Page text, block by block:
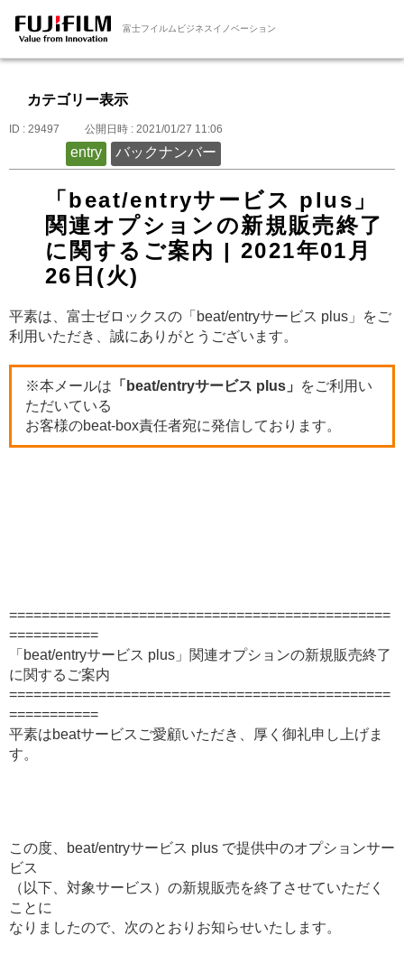
富士フイルムビジネスイノベーション
カテゴリー表示
ID : 29497 公開日時 : 2021/01/27 11:06
entry バックナンバー
「beat/entryサービス plus」
関連オプションの新規販売終了
に関するご案内 | 2021年01月
26日(火)
平素は、富士ゼロックスの「beat/entryサービス plus」をご
利用いただき、誠にありがとうございます。
※本メールは 「beat/entryサービス plus」
をご利用い
ただいている
お客様のbeat-box責任者宛に発信しております。
===============================================
===========
「beat/entryサービス plus」関連オプションの新規販売終了
に関するご案内
===============================================
===========
平素はbeatサービスご愛顧いただき、厚く御礼申し上げま
す。
この度、beat/entryサービス plus で提供中のオプションサー
ビス
（以下、対象サービス）の新規販売を終了させていただく
ことに
なりましたので、次のとおりお知らせいたします。